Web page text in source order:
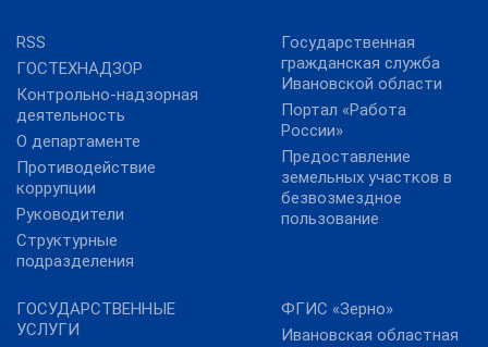
RSS
ГОСТЕХНАДЗОР
Контрольно-надзорная
деятельность
О департаменте
Противодействие
коррупции
Руководители
Структурные
подразделения
Государственная
гражданская служба
Ивановской области
Портал «Работа
России»
Предоставление
земельных участков в
безвозмездное
пользование
ГОСУДАРСТВЕННЫЕ
УСЛУГИ
ФГИС «Зерно»
Ивановская областная